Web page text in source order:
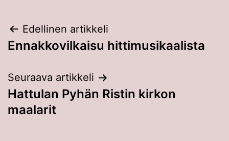
Artikkelien
selaus
Edellinen artikkeli
Ennakkovilkaisu hittimusikaalista
Seuraava artikkeli
Hattulan Pyhän Ristin kirkon
maalarit